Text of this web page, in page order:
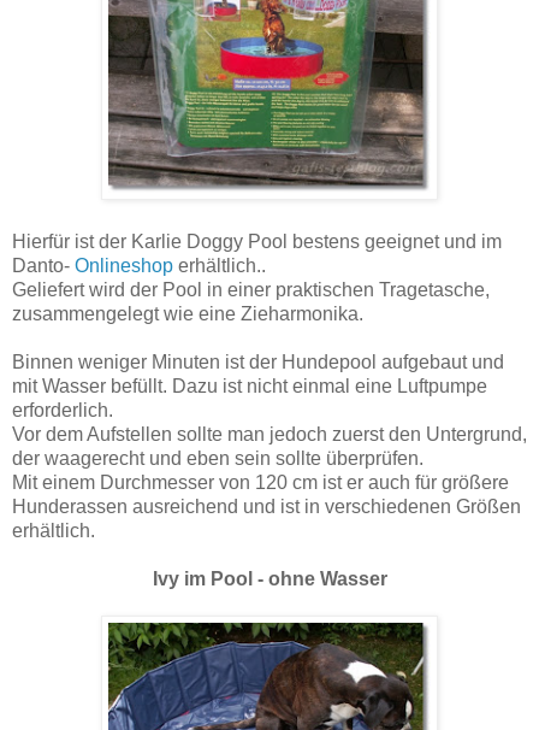
Hierfür ist der Karlie Doggy Pool bestens geeignet und im
Danto- Onlineshop erhältlich..
Geliefert wird der Pool in einer praktischen Tragetasche,
zusammengelegt wie eine Zieharmonika.
Binnen weniger Minuten ist der Hundepool aufgebaut und
mit Wasser befüllt. Dazu ist nicht einmal eine Luftpumpe
erforderlich.
Vor dem Aufstellen sollte man jedoch zuerst den Untergrund,
der waagerecht und eben sein sollte überprüfen.
Mit einem Durchmesser von 120 cm ist er auch für größere
Hunderassen ausreichend und ist in verschiedenen Größen
erhältlich.
Ivy im Pool - ohne Wasser